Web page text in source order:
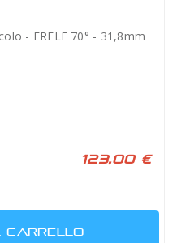
- ERFLE 70° - 31,8mm
123,00 €
CARRELLO